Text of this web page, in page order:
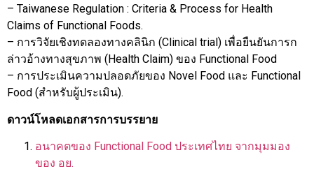
– Taiwanese Regulation : Criteria & Process for Health
Claims of Functional Foods.
– การวิจัยเชิงทดลองทางคลินิก (Clinical trial) เพื่อยืนยันการก
ล่าวอ้างทางสุขภาพ (Health Claim) ของ Functional Food
– การประเมินความปลอดภัยของ Novel Food และ Functional
Food (สำหรับผู้ประเมิน).
ดาวน์โหลดเอกสารการบรรยาย
อนาคตของ Functional Food ประเทศไทย จากมุมมอง
ของ อย.